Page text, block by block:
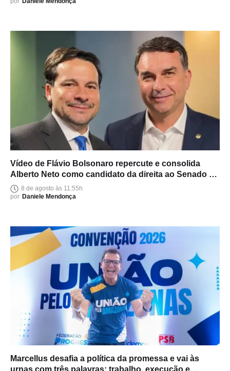
Vídeo de Flávio Bolsonaro repercute e consolida
Alberto Neto como candidato da direita ao Senado no
Amazonas
8 de agosto às 11:55h
por Daniele Mendonça
Marcellus desafia a política da promessa e vai às